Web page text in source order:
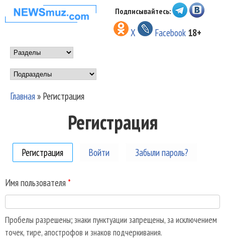
Перейти к основному
содержанию
НОВОСТИ
МУЗЫКИ И
ШОУ БИЗНЕСА
NEWSMUZ.COM
Подписывайтесь:
X Facebook 18+
Main menu
Подразделы
Главная» Регистрация
Регистрация
Регистрация (активная вкладка)
Войти Забыли пароль?
Имя пользователя *
Пробелы разрешены; знаки пунктуации запрещены, за исключением
точек, тире, апострофов и знаков подчеркивания.